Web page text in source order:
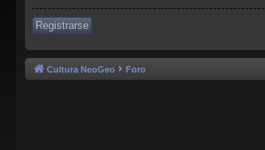
Registrarse
Cultura NeoGeo Foro